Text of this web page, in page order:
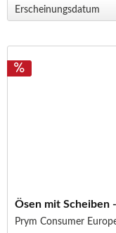
Ösen mit Scheiben
Prym Consumer